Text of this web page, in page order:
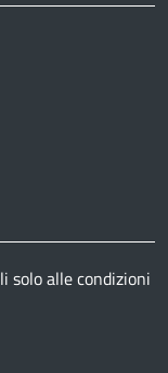
solo alle condizioni